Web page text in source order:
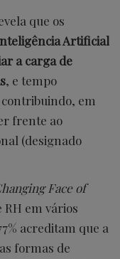
que os
Artificial
a carga de
, e tempo
em
frente ao
(designado
Face of
em vários
acreditam que a
formas de